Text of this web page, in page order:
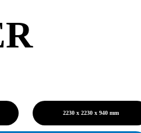
2230 x 2230 x 940 mm